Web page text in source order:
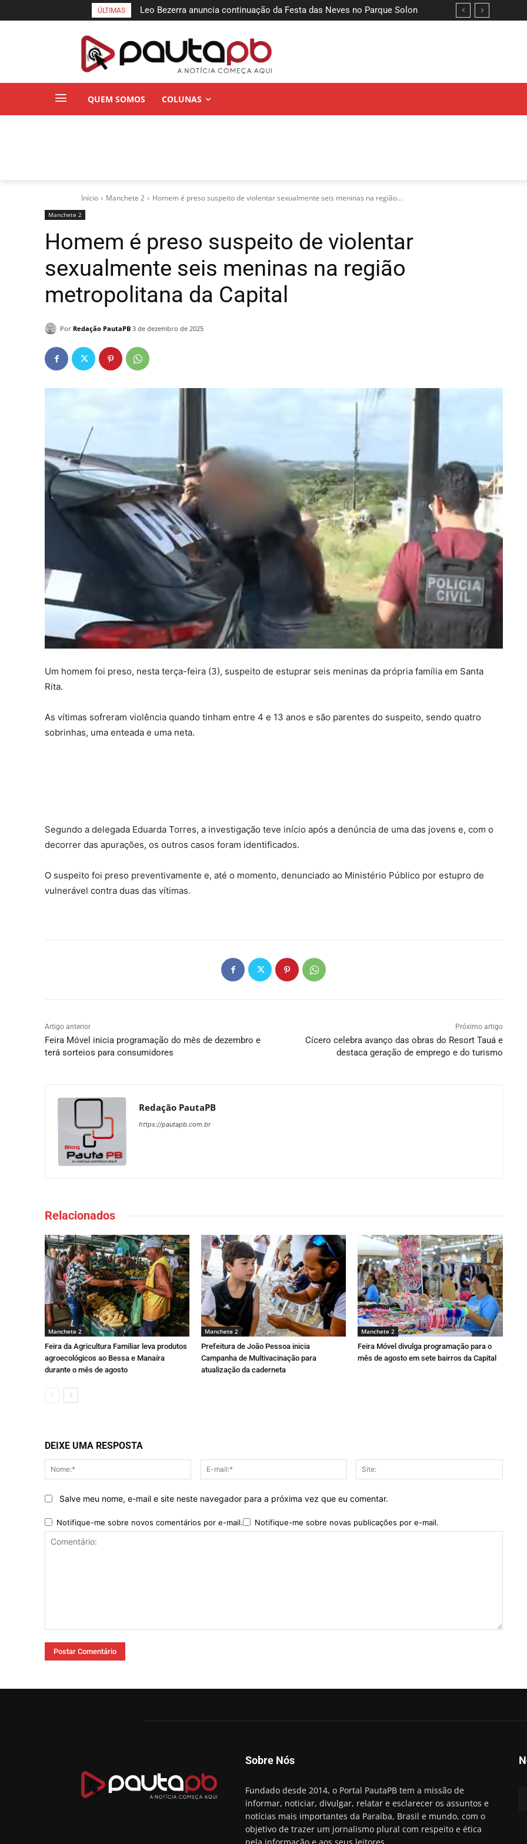
ÚLTIMAS
Leo Bezerra anuncia continuação da Festa das Neves no Parque Solon
União Brasil oficializa apoio à pré-candidatura de João Azevêdo ao
QUEM SOMOS COLUNAS
Início Manchete 2 Homem é preso suspeito de violentar sexualmente seis meninas na região...
Manchete 2
Homem é preso suspeito de violentar
sexualmente seis meninas na região
metropolitana da Capital
Por Redação PautaPB 3 de dezembro de 2025
Um homem foi preso, nesta terça-feira (3), suspeito de estuprar seis meninas da própria família em Santa
Rita.
As vítimas sofreram violência quando tinham entre 4 e 13 anos e são parentes do suspeito, sendo quatro
sobrinhas, uma enteada e uma neta.
Segundo a delegada Eduarda Torres, a investigação teve início após a denúncia de uma das jovens e, com o
decorrer das apurações, os outros casos foram identificados.
O suspeito foi preso preventivamente e, até o momento, denunciado ao Ministério Público por estupro de
vulnerável contra duas das vítimas.
Artigo anterior
Feira Móvel inicia programação do mês de dezembro e
terá sorteios para consumidores
Próximo artigo
Cícero celebra avanço das obras do Resort Tauá e
destaca geração de emprego e do turismo
Redação PautaPB
https://pautapb.com.br
Relacionados
Manchete 2
Feira da Agricultura Familiar leva produtos
agroecológicos ao Bessa e Manaíra
durante o mês de agosto
Manchete 2
Prefeitura de João Pessoa inicia
Campanha de Multivacinação para
atualização da caderneta
Manchete 2
Feira Móvel divulga programação para o
mês de agosto em sete bairros da Capital
DEIXE UMA RESPOSTA
Nome:*
mail:*
Salve meu nome, e-mail e site neste navegador para a próxima vez que eu comentar.
Notifique-me sobre novos comentários por e-mail. Notifique-me sobre novas publicações por e-mail.
Sobre Nós
Fundado desde 2014, o Portal PautaPB tem a missão de
informar, noticiar, divulgar, relatar e esclarecer os assuntos e
notícias mais importantes da Paraíba, Brasil e mundo, com o
objetivo de trazer um jornalismo plural com respeito e ética